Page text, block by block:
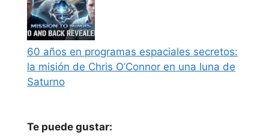
60 años en programas espaciales secretos:
la misión de Chris O’Connor en una luna de
Saturno
Te puede gustar: